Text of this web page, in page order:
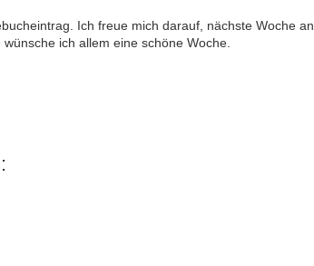
Ich freue mich darauf, nächste Woche an
ich allem eine schöne Woche.